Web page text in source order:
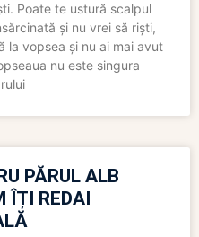
Poate te ustură scalpul
și nu vrei să riști,
la vopsea și nu ai mai avut
nu este singura
PĂRUL ALB
ÎȚI REDAI